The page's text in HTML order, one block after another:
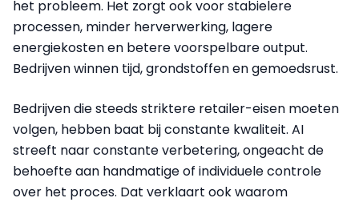
het probleem. Het zorgt ook voor stabielere
processen, minder herverwerking, lagere
energiekosten en betere voorspelbare output.
Bedrijven winnen tijd, grondstoffen en gemoedsrust.
Bedrijven die steeds striktere retailer-eisen moeten
volgen, hebben baat bij constante kwaliteit. AI
streeft naar constante verbetering, ongeacht de
behoefte aan handmatige of individuele controle
over het proces. Dat verklaart ook waarom